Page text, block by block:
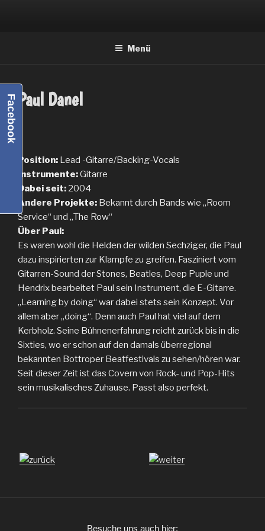
springen
Menü
Paul Danel
Position: Lead -Gitarre/Backing-Vocals
Instrumente:Gitarre
Dabei seit: 2004
Andere Projekte: Bekannt durch Bands wie „Room
Service“ und „The Row“
Über Paul:
Es waren wohl die Helden der wilden Sechziger, die Paul
dazu inspirierten zur Klampfe zu greifen. Fasziniert vom
Gitarren-Sound der Stones, Beatles, Deep Puple und
Hendrix bearbeitet Paul sein Instrument, die E-Gitarre.
„Learning by doing“ war dabei stets sein Konzept. Vor
allem aber „doing“. Denn auch Paul hat viel auf dem
Kerbholz. Seine Bühnenerfahrung reicht zurück bis in die
Sixties, wo er schon auf den damals überregional
bekannten Bottroper Beatfestivals zu sehen/hören war.
Seit dieser Zeit ist das Covern von Rock- und Pop-Hits
sein musikalisches Zuhause. Passt also perfekt.
Besuche uns auch hier:
Facebook